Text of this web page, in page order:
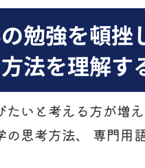
勉強を頓
法を理解す
たいと考える方が増
の思考方法、 専門用